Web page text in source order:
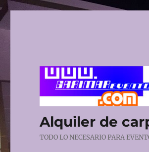
Alquiler de
TODO LO NECESARIO PARA